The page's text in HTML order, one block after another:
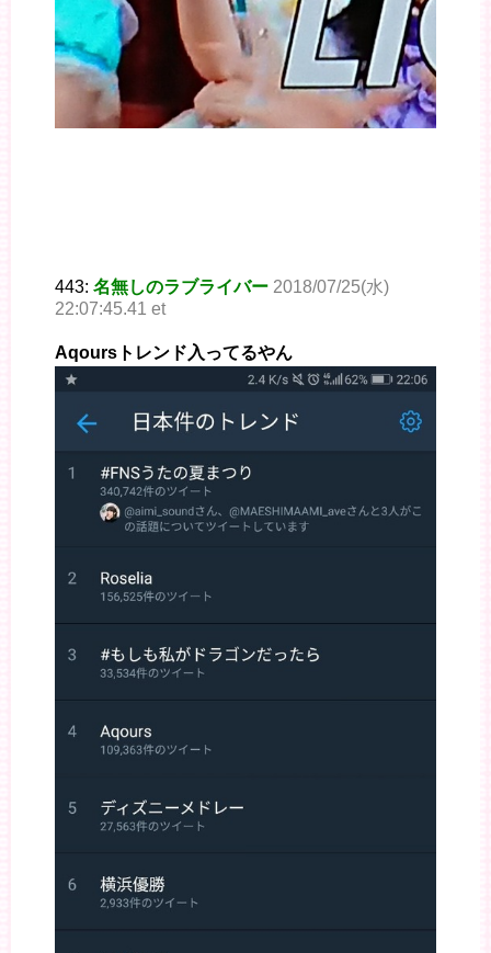
443: 名無しのラブライバー 2018/07/25(水)
22:07:45.41 et
Aqoursトレンド入ってるやん